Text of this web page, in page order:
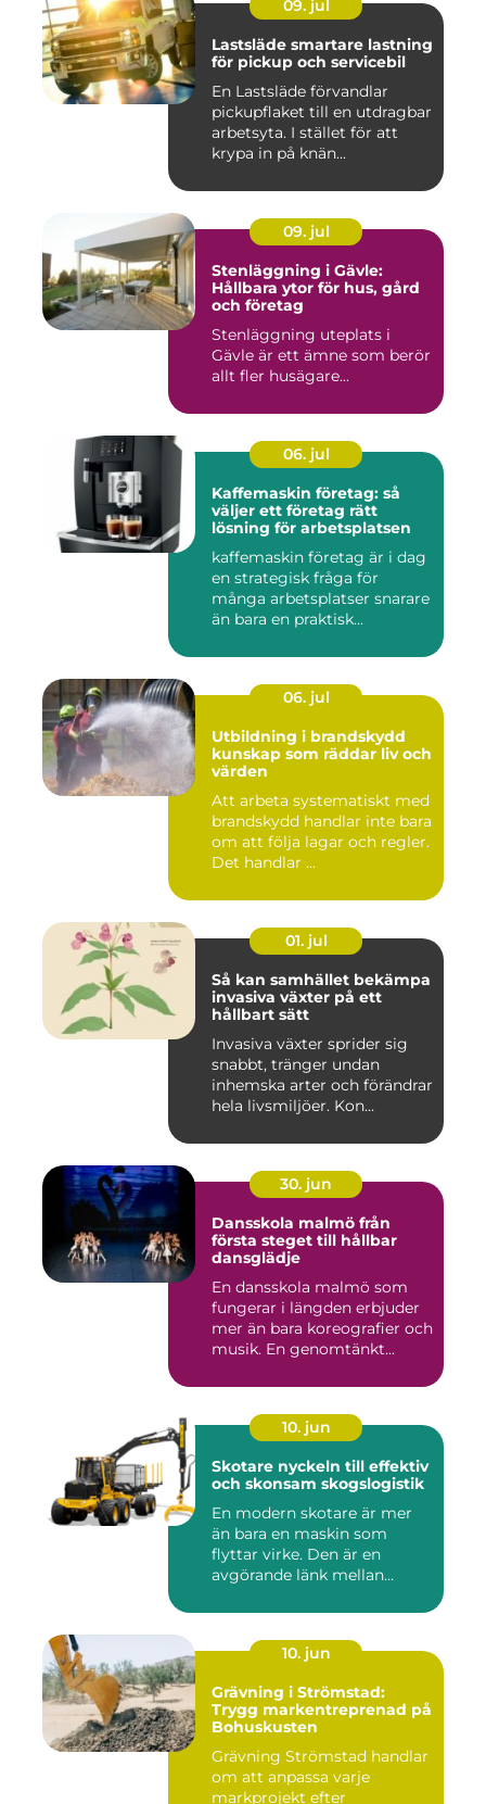
09. jul
Lastsläde smartare lastning
för pickup och servicebil
En Lastsläde förvandlar
pickupflaket till en utdragbar
arbetsyta. I stället för att
krypa in på knän...
09. jul
Stenläggning i Gävle:
Hållbara ytor för hus, gård
och företag
Stenläggning uteplats i
Gävle är ett ämne som berör
allt fler husägare...
06. jul
Kaffemaskin företag: så
väljer ett företag rätt
lösning för arbetsplatsen
kaffemaskin företag är i dag
en strategisk fråga för
många arbetsplatser snarare
än bara en praktisk...
06. jul
Utbildning i brandskydd
kunskap som räddar liv och
värden
Att arbeta systematiskt med
brandskydd handlar inte bara
om att följa lagar och regler.
Det handlar ...
01. jul
Så kan samhället bekämpa
invasiva växter på ett
hållbart sätt
Invasiva växter sprider sig
snabbt, tränger undan
inhemska arter och förändrar
hela livsmiljöer. Kon...
30. jun
Dansskola malmö från
första steget till hållbar
dansglädje
En dansskola malmö som
fungerar i längden erbjuder
mer än bara koreografier och
musik. En genomtänkt...
10. jun
Skotare nyckeln till effektiv
och skonsam skogslogistik
En modern skotare är mer
än bara en maskin som
flyttar virke. Den är en
avgörande länk mellan
10. jun
Grävning i Strömstad:
Trygg markentreprenad på
Bohuskusten
Grävning Strömstad handlar
om att anpassa varje
markprojekt efter